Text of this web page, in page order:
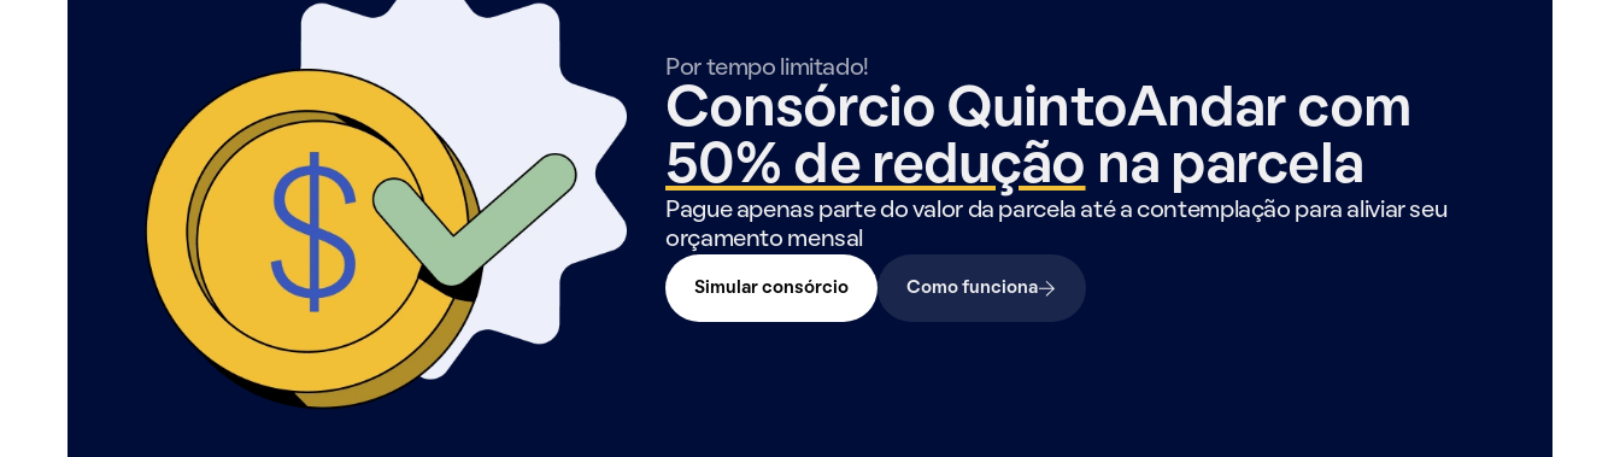
Por tempo limitado!
Consórcio QuintoAndar com
50% de redução na parcela
Pague apenas parte do valor da parcela até a contemplação para aliviar seu
orçamento mensal
Simular consórcio Como funciona